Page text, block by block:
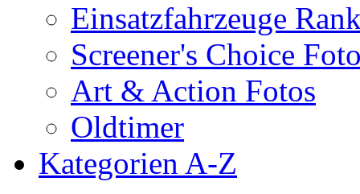
Einsatzfahrzeuge
Screener's Choice
Art & Action Fotos
Oldtimer
Kategorien A-Z